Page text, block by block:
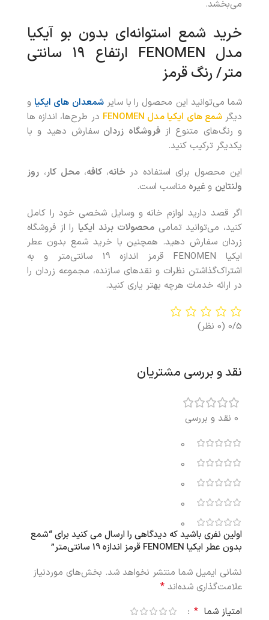
می‌بخشد.
خرید شمع استوانه‌ای بدون بو آیکیا
مدل FENOMEN ارتفاع ۱۹ سانتی
متر/ رنگ قرمز
شما می‌توانید این محصول را با سایر شمعدان های ایکیاو
دیگرشمع های ایکیا مدل FENOMEN
در طرح‌ها، اندازه ها
و رنگ‌های متنوع ازفروشگاه زردان سفارش دهید و با
یکدیگر ترکیب کنید.
این محصول برای استفاده در خانه‌، کافه، محل کار، روز
ولنتاین و غیره مناسب است.
اگر قصد دارید لوازم خانه و وسایل شخصی خود را کامل
کنید، می‌توانید تمامی محصولات برند ایکیا را از فروشگاه
زردان سفارش دهید. همچنین با خريد شمع بدون عطر
ایکیا FENOMEN قرمز اندازه 19 سانتی‌متر و به
اشتراک‌گذاشتن نظرات و نقدهای سازنده، مجموعه زردان را
در ارائه خدمات هرچه بهتر ياری کنيد.
0/5 (0 نظر)
نقد و بررسی مشتریان
0 نقد و بررسی
0
0
0
0
0
اولین نفری باشید که دیدگاهی را ارسال می کنید برای “شمع
بدون عطر ایکیا FENOMEN قرمز اندازه 19 سانتی‌متر”
نشانی ایمیل شما منتشر نخواهد شد. بخش‌های موردنیاز
علامت‌گذاری شده‌اند *
امتیاز شما *